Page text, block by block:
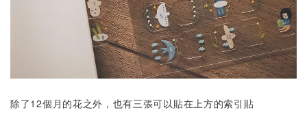
除了12個月的花之外，也有三張可以貼在上方的索引貼